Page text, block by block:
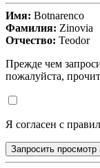
Имя: Botnarenco
Фамилия: Zinovia
Отчество: Teodor
Прежде чем
пожалуйста,
Я согласен с
Запросить просмотр